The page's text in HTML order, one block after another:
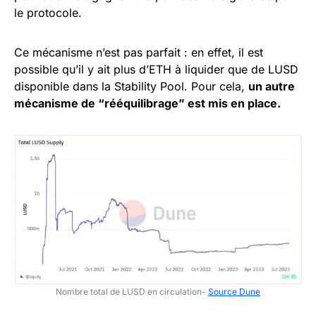
le protocole.
Ce mécanisme n’est pas parfait : en effet, il est
possible qu’il y ait plus d’ETH à liquider que de LUSD
disponible dans la Stability Pool. Pour cela, un autre
mécanisme de “rééquilibrage” est mis en place.
Nombre total de LUSD en circulation- Source Dune